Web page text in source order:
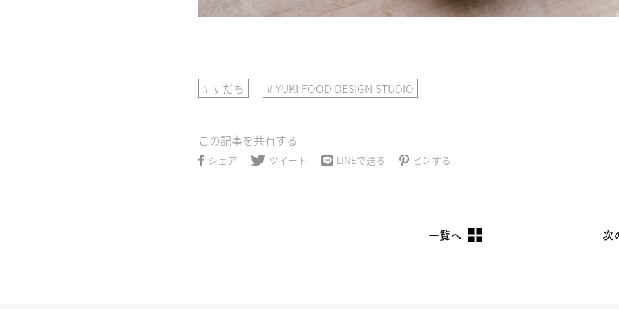
すだち YUKI FOOD DESIGN STUDIO
この記事を共有する
シェア ツイート LINEで送る ピンする
一覧へ 次